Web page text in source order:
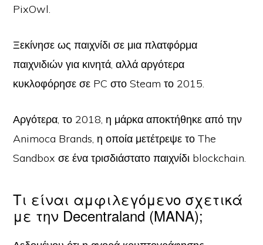
PixOwl.
Ξεκίνησε ως παιχνίδι σε μια πλατφόρμα
παιχνιδιών για κινητά, αλλά αργότερα
κυκλοφόρησε σε PC στο Steam το 2015.
Αργότερα, το 2018, η μάρκα αποκτήθηκε από την
Animoca Brands, η οποία μετέτρεψε το The
Sandbox σε ένα τρισδιάστατο παιχνίδι blockchain.
Τι είναι αμφιλεγόμενο σχετικά
με την Decentraland (MANA);